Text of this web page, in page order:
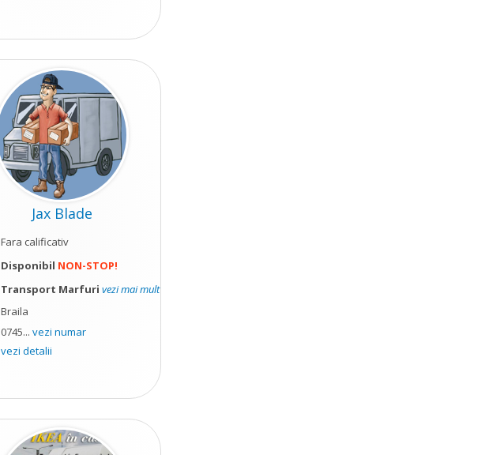
Jax Blade
Fara calificativ
Disponibil NON-STOP!
Transport Marfuri vezi mai mult
Braila
0745... vezi numar
vezi detalii